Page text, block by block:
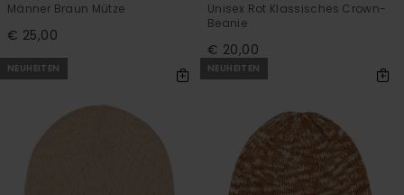
Männer Braun Mütze
€ 25,00
Unisex Rot Klassisches Crown-
Beanie
€ 20,00
NEUHEITEN NEUHEITEN